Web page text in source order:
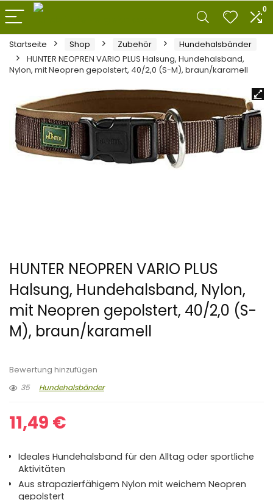
0
Startseite Shop Zubehör
Hundehalsbänder
HUNTER NEOPREN VARIO PLUS Halsung, Hundehalsband,
Nylon, mit Neopren gepolstert, 40/2,0 (S-M), braun/karamell
HUNTER NEOPREN VARIO PLUS
Halsung, Hundehalsband, Nylon,
mit Neopren gepolstert, 40/2,0 (S-
M), braun/karamell
Bewertung hinzufügen
35
Hundehalsbänder
11,49 €
Ideales Hundehalsband für den Alltag oder sportliche
Aktivitäten
Aus strapazierfähigem Nylon mit weichem Neopren
gepolstert